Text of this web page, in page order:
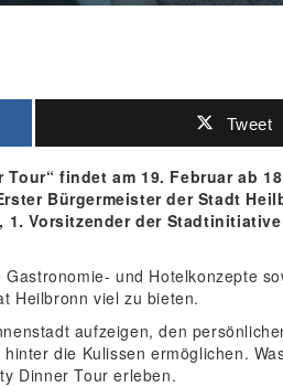
Tweet
findet am 19. Februar ab
Bürgermeister der Stadt
Vorsitzender der Stadtinitiative
und Hotelkonzepte
Heilbronn viel zu bieten.
aufzeigen, den
die Kulissen ermöglichen.
Dinner Tour erleben.